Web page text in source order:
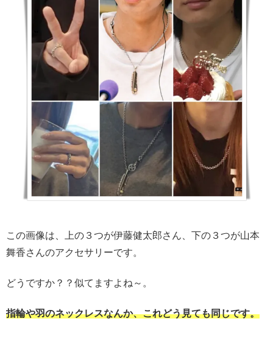
この画像は、上の３つが伊藤健太郎さん、下の３つが山本
舞香さんのアクセサリーです。
どうですか？？似てますよね～。
指輪や羽のネックレスなんか、これどう見ても同じです。